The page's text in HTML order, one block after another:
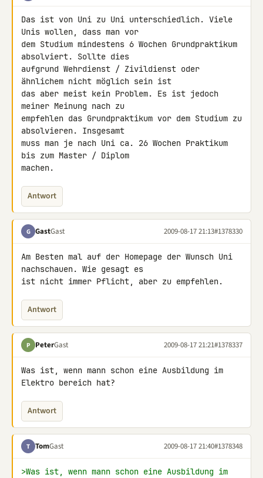
Das ist von Uni zu Uni unterschiedlich. Viele
Unis wollen, dass man vor
dem Studium mindestens 6 Wochen Grundpraktikum
absolviert. Sollte dies
aufgrund Wehrdienst / Zivildienst oder
ähnlichem nicht möglich sein ist
das aber meist kein Problem. Es ist jedoch
meiner Meinung nach zu
empfehlen das Grundpraktikum vor dem Studium zu
absolvieren. Insgesamt
muss man je nach Uni ca. 26 Wochen Praktikum
bis zum Master / Diplom
machen.
Antwort
G GastGast 2009-08-17 21:13#1378330
Am Besten mal auf der Homepage der Wunsch Uni
nachschauen. Wie gesagt es
ist nicht immer Pflicht, aber zu empfehlen.
Antwort
P PeterGast 2009-08-17 21:21#1378337
Was ist, wenn mann schon eine Ausbildung im
Elektro bereich hat?
Antwort
T TomGast 2009-08-17 21:40#1378348
>Was ist, wenn mann schon eine Ausbildung im